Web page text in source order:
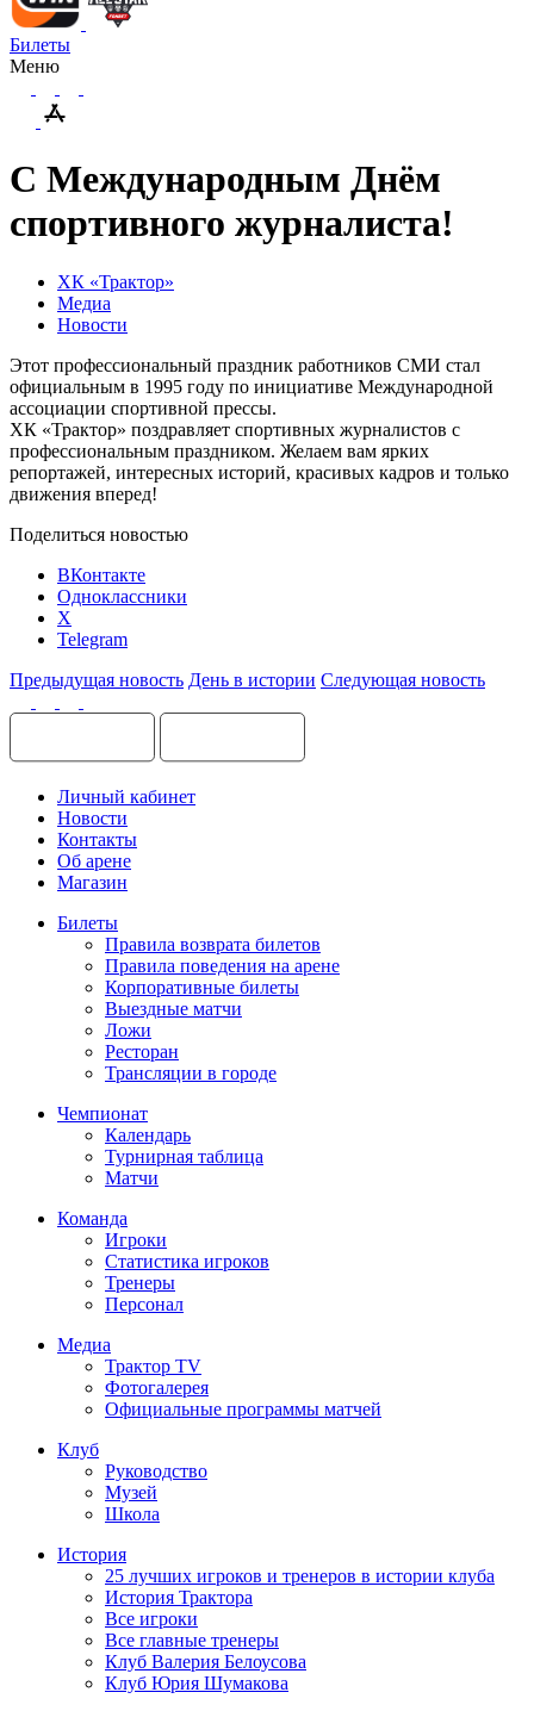
Билеты
Меню
С Международным Днём
спортивного журналиста!
ХК «Трактор»
Медиа
Новости
Этот профессиональный праздник работников СМИ стал
официальным в 1995 году по инициативе Международной
ассоциации спортивной прессы.
ХК «Трактор» поздравляет спортивных журналистов с
профессиональным праздником. Желаем вам ярких
репортажей, интересных историй, красивых кадров и только
движения вперед!
Поделиться новостью
ВКонтакте
Одноклассники
X
Telegram
Предыдущая новость День в истории Следующая новость
Личный кабинет
Новости
Контакты
Об арене
Магазин
Билеты
Правила возврата билетов
Правила поведения на арене
Корпоративные билеты
Выездные матчи
Ложи
Ресторан
Трансляции в городе
Чемпионат
Календарь
Турнирная таблица
Матчи
Команда
Игроки
Статистика игроков
Тренеры
Персонал
Медиа
Трактор TV
Фотогалерея
Официальные программы матчей
Клуб
Руководство
Музей
Школа
История
25 лучших игроков и тренеров в истории клуба
История Трактора
Все игроки
Все главные тренеры
Клуб Валерия Белоусова
Клуб Юрия Шумакова